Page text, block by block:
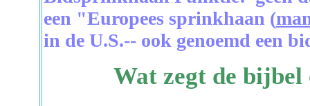
een "Europees sprinkhaan (
in de U.S.-- ook genoemd een
Wat zegt de bijbel